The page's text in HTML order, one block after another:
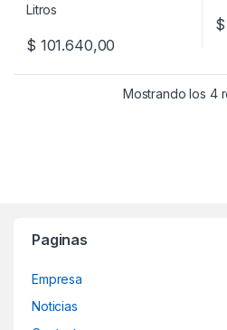
$ 101.640,00
$
Mostrando los 4
Paginas
Empresa
Noticias